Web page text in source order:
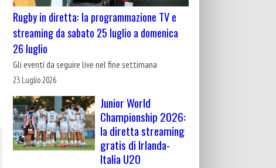
Rugby in diretta: la programmazione TV e
streaming da sabato 25 luglio a domenica
26 luglio
Gli eventi da seguire live nel fine settimana
23 Luglio 2026
Junior World
Championship 2026:
la diretta streaming
gratis di Irlanda-
Italia U20